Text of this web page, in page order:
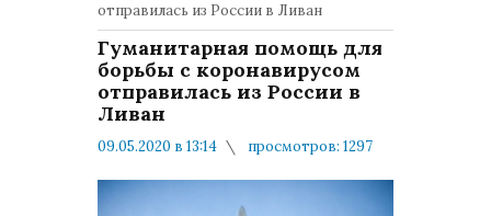
отправилась из России в Ливан
Гуманитарная помощь для
борьбы с коронавирусом
отправилась из России в
Ливан
09.05.2020 в 13:14
просмотров: 1297
В стране и в Мире